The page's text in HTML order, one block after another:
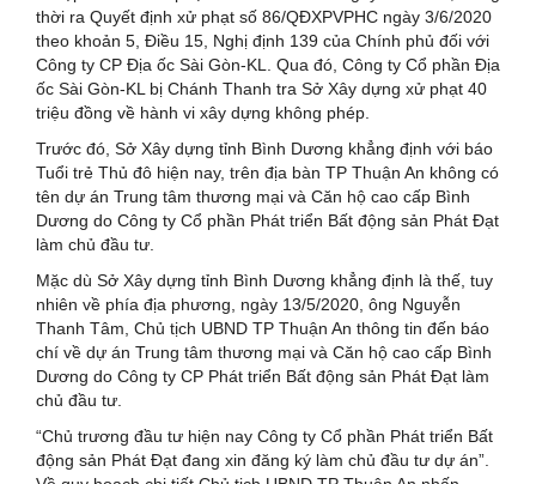
thời ra Quyết định xử phạt số 86/QĐXPVPHC ngày 3/6/2020
theo khoản 5, Điều 15, Nghị định 139 của Chính phủ đối với
Công ty CP Địa ốc Sài Gòn-KL. Qua đó, Công ty Cổ phần Địa
ốc Sài Gòn-KL bị Chánh Thanh tra Sở Xây dựng xử phạt 40
triệu đồng về hành vi xây dựng không phép.
Trước đó, Sở Xây dựng tỉnh Bình Dương khẳng định với báo
Tuổi trẻ Thủ đô hiện nay, trên địa bàn TP Thuận An không có
tên dự án Trung tâm thương mại và Căn hộ cao cấp Bình
Dương do Công ty Cổ phần Phát triển Bất động sản Phát Đạt
làm chủ đầu tư.
Mặc dù Sở Xây dựng tỉnh Bình Dương khẳng định là thế, tuy
nhiên về phía địa phương, ngày 13/5/2020, ông Nguyễn
Thanh Tâm, Chủ tịch UBND TP Thuận An thông tin đến báo
chí về dự án Trung tâm thương mại và Căn hộ cao cấp Bình
Dương do Công ty CP Phát triển Bất động sản Phát Đạt làm
chủ đầu tư.
“Chủ trương đầu tư hiện nay Công ty Cổ phần Phát triển Bất
động sản Phát Đạt đang xin đăng ký làm chủ đầu tư dự án”.